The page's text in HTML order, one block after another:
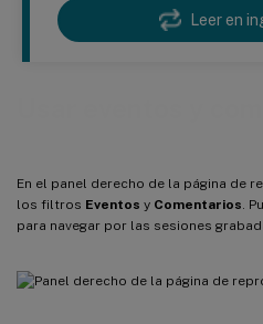
Leer en
En el panel derecho de la página de
los filtros Eventos y Comentarios .
para navegar por las sesiones